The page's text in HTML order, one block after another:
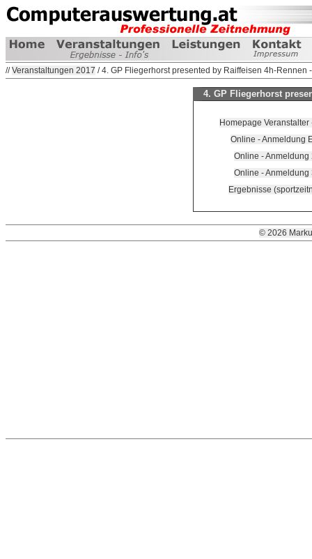
//Veranstaltungen 2017 / 4. GP Fliegerhorst presented by Raiffeisen 4h-Rennen
4. GP Fliegerhorst
Homepage Veranstalter
Online - Anmeldung
Online - Anmeldung
Online - Anmeldung
Ergebnisse
© 2026